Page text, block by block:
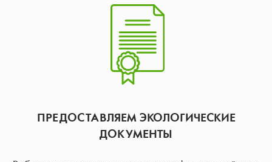
ПРЕДОСТАВЛЯЕМ ЭКОЛОГИЧЕСКИЕ
ДОКУМЕНТЫ